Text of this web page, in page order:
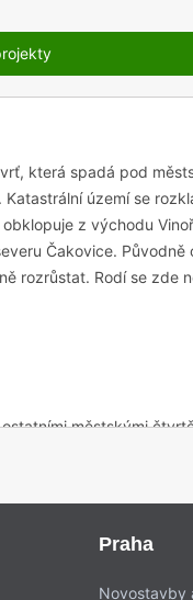
která spadá pod
území se
z východu
Čakovice. Původně
rozrůstat. Rodí se zde
městskými
vznikly právě tady?
se v letech 2012–2014
stezky. Ovšem
Praha
Novostavby